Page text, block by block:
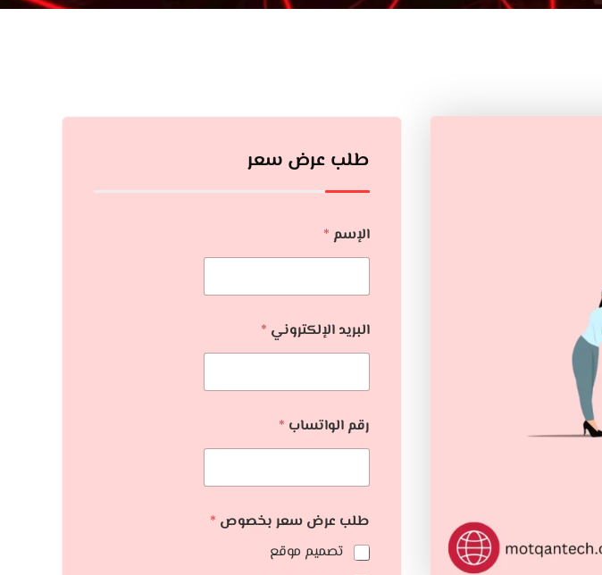
طلب عرض سعر
الإسم *
البريد الإلكتروني *
رقم الواتساب *
طلب عرض سعر بخصوص *
تصميم موقع